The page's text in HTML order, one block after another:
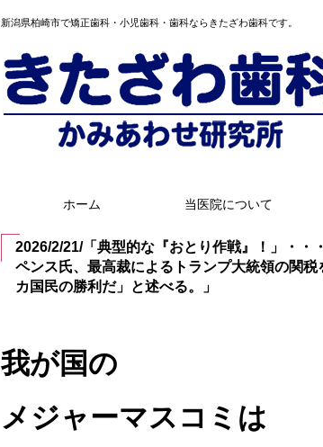
新潟県柏崎市で矯正歯科・小児歯科・歯科ならきたざわ歯科です。
ホーム 当医院について
2026/2/21/「典型的な『おとり作戦』！」・・
ペンス氏、最高裁によるトランプ大統領の関税
カ国民の勝利だ」と述べる。」
我が国の
メジャーマスコミは